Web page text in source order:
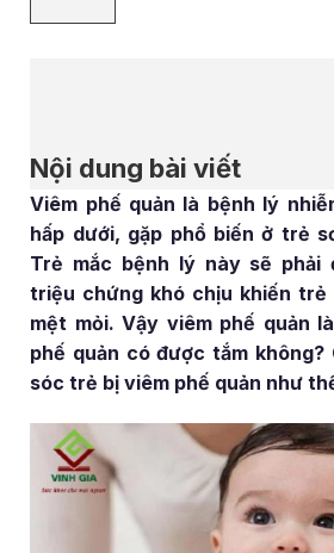
Nội dung bài viết
Viêm phế quản là bệnh lý
hấp dưới, gặp phổ biến ở trẻ
Trẻ mắc bệnh lý này sẽ phải
triệu chứng khó chịu khiến
mệt mỏi. Vậy viêm phế quản
phế quản có được tắm không?
sóc trẻ bị viêm phế quản như